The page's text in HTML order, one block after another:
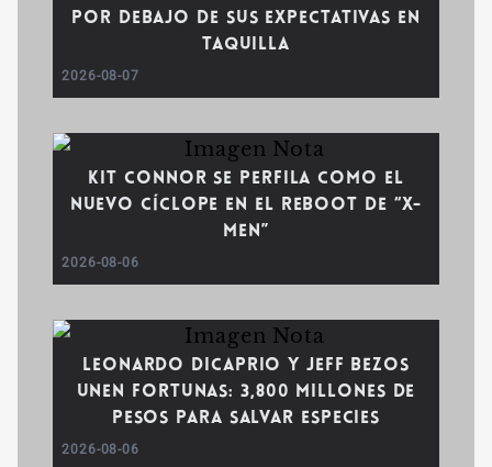
por debajo de sus expectativas en
taquilla
2026-08-07
Kit Connor se perfila como el
nuevo Cíclope en el reboot de “X-
Men”
2026-08-06
Leonardo DiCaprio y Jeff Bezos
unen fortunas: 3,800 millones de
pesos para salvar especies
2026-08-06